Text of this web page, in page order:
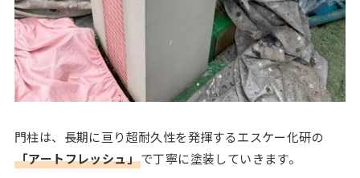
門柱は、長期に亘り超耐久性を発揮するエスケー化研の
「アートフレッシュ」で丁寧に塗装していきます。